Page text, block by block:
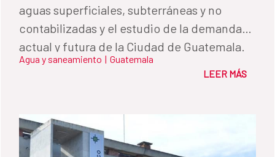
aguas superficiales, subterráneas y no
contabilizadas y el estudio de la demanda
actual y futura de la Ciudad de Guatemala.
Agua y saneamiento | Guatemala
LEER MÁS